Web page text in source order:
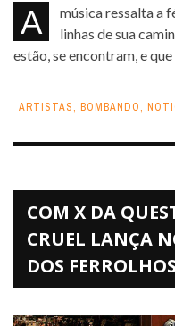
A música ressalta a fé inabalavel do grupo e fala entre
linhas de sua
estão, se encontram, e
ARTISTAS, BOMBANDO,
COM X DA
CRUEL LANÇA
DOS